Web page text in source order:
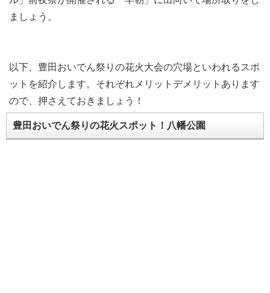
ましょう。
以下、豊田おいでん祭りの花火大会の穴場といわれるスポ
ットを紹介します。それぞれメリットデメリットあります
ので、押さえておきましょう！
豊田おいでん祭りの花火スポット！八幡公園